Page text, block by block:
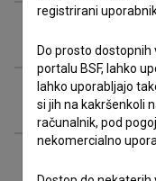
Organizacije
registrirani
Do prosto dostopnih
portalu BSF, lahko
lahko uporabljajo
si jih na kakršenkoli
računalnik, pod
nekomercialno